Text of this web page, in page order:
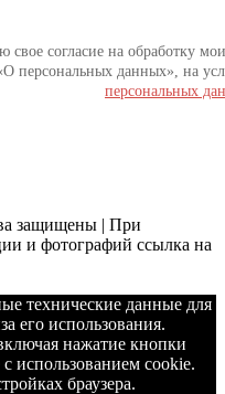
согласие на обработку
персональных данных», на
персональных
защищены | При
и фотографий ссылка на
технические данные для
его использования.
нажатие кнопки
использованием cookie.
браузера.